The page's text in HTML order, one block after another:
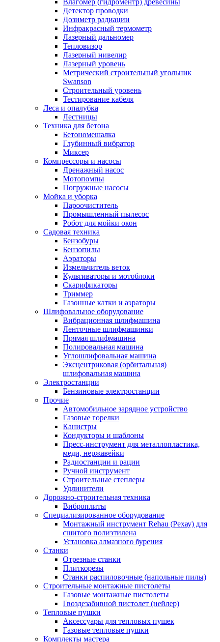
Влагомер (гидроментр) древесины
Детектор проводки
Дозиметр радиации
Инфракрасный термометр
Лазерный дальномер
Тепловизор
Лазерный нивелир
Лазерный уровень
Метрический строительный угольник
Swanson
Строительный уровень
Тестирование кабеля
Леса и опалубка
Лестницы
Техника для бетона
Бетономешалка
Глубинный вибратор
Миксер
Компрессоры и насосы
Дренажный насос
Мотопомпы
Погружные насосы
Мойка и уборка
Пароочиститель
Промышленный пылесос
Робот для мойки окон
Садовая техника
Бензобуры
Бензопилы
Аэраторы
Измельчитель веток
Культиваторы и мотоблоки
Скарификаторы
Триммер
Газонные катки и аэраторы
Шлифовальное оборудование
Вибрационная шлифмашина
Ленточные шлифмашинки
Прямая шлифмашина
Полировальная машина
Углошлифовальная машина
Эксцентриковая (орбитальная)
шлифовальная машина
Электростанции
Бензиновые электростанции
Прочие
Автомобильное зарядное устройство
Газовые горелки
Канистры
Кондукторы и шаблоны
Пресс-инструмент для металлопластика,
меди, нержавейки
Радиостанции и рации
Ручной инструмент
Строительные степлеры
Удлинители
Дорожно-строительная техника
Виброплиты
Специализированное оборудование
Монтажный инструмент Rehau (Рехау) для
сшитого полиэтилена
Установка алмазного бурения
Станки
Отрезные станки
Плиткорезы
Станки распиловочные (напольные пилы)
Строительные монтажные пистолеты
Газовые монтажные пистолеты
Гвоздезабивной пистолет (нейлер)
Тепловые пушки
Аксессуары для тепловых пушек
Газовые тепловые пушки
Комплекты мастера